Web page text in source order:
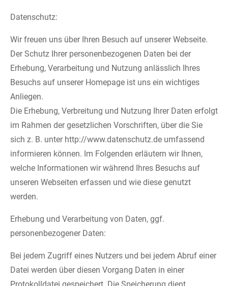
Datenschutz:
Wir freuen uns über Ihren Besuch auf unserer Webseite.
Der Schutz Ihrer personenbezogenen Daten bei der
Erhebung, Verarbeitung und Nutzung anlässlich Ihres
Besuchs auf unserer Homepage ist uns ein wichtiges
Anliegen.
Die Erhebung, Verbreitung und Nutzung Ihrer Daten erfolgt
im Rahmen der gesetzlichen Vorschriften, über die Sie
sich z. B. unter http://www.datenschutz.de umfassend
informieren können. Im Folgenden erläutern wir Ihnen,
welche Informationen wir während Ihres Besuchs auf
unseren Webseiten erfassen und wie diese genutzt
werden.
Erhebung und Verarbeitung von Daten, ggf.
personenbezogener Daten:
Bei jedem Zugriff eines Nutzers und bei jedem Abruf einer
Datei werden über diesen Vorgang Daten in einer